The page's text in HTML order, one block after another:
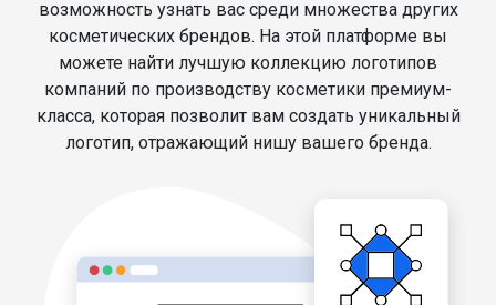
возможность узнать вас среди множества других
косметических брендов. На этой платформе вы
можете найти лучшую коллекцию логотипов
компаний по производству косметики премиум-
класса, которая позволит вам создать уникальный
логотип, отражающий нишу вашего бренда.